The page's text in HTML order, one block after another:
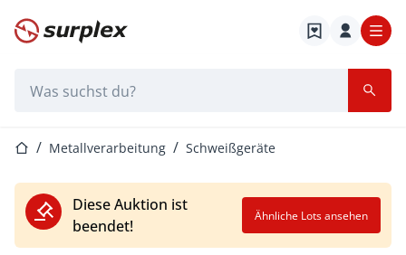
Startseite
StartseiteMetallverarbeitung Schweißgeräte
Diese Auktion ist
beendet!
Ähnliche Lots ansehen